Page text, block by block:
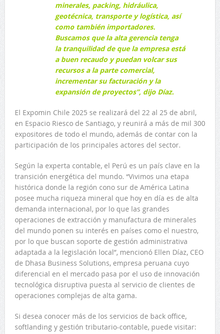
minerales, packing, hidráulica,
geotécnica, transporte y logística, así
como también importadores.
Buscamos que la alta gerencia tenga
la tranquilidad de que la empresa está
a buen recaudo y puedan volcar sus
recursos a la parte comercial,
incrementar su facturación y la
expansión de proyectos”, dijo Díaz.
El Expomin Chile 2025 se realizará del 22 al 25 de abril,
en Espacio Riesco de Santiago, y reunirá a más de mil 300
expositores de todo el mundo, además de contar con la
participación de los principales actores del sector.
Según la experta contable, el Perú es un país clave en la
transición energética del mundo. “Vivimos una etapa
histórica donde la región cono sur de América Latina
posee mucha riqueza mineral que hoy en día es de alta
demanda internacional, por lo que las grandes
operaciones de extracción y manufactura de minerales
del mundo ponen su interés en países como el nuestro,
por lo que buscan soporte de gestión administrativa
adaptada a la legislación local”, mencionó Ellen Díaz, CEO
de Dhasa Business Solutions, empresa peruana cuyo
diferencial en el mercado pasa por el uso de innovación
tecnológica disruptiva puesta al servicio de clientes de
operaciones complejas de alta gama.
Si desea conocer más de los servicios de back office,
softlanding y gestión tributario-contable, puede visitar: